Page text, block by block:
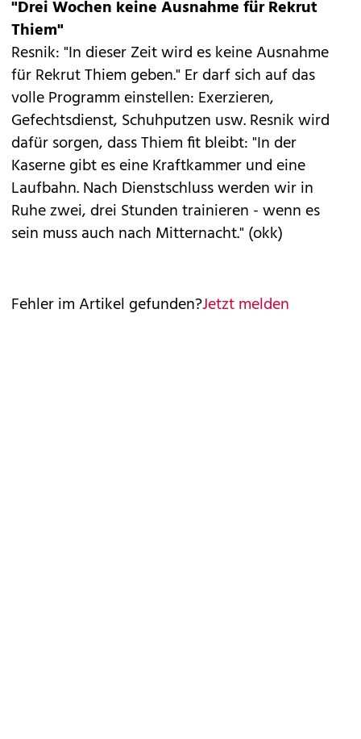
"Drei Wochen keine Ausnahme für Rekrut
Thiem"
Resnik: "In dieser Zeit wird es keine Ausnahme
für Rekrut Thiem geben." Er darf sich auf das
volle Programm einstellen: Exerzieren,
Gefechtsdienst, Schuhputzen usw. Resnik wird
dafür sorgen, dass Thiem fit bleibt: "In der
Kaserne gibt es eine Kraftkammer und eine
Laufbahn. Nach Dienstschluss werden wir in
Ruhe zwei, drei Stunden trainieren - wenn es
sein muss auch nach Mitternacht." (okk)
Fehler im Artikel gefunden?Jetzt melden